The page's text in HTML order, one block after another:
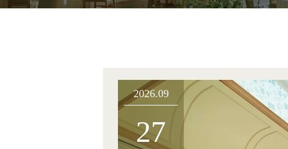
2026.09
27